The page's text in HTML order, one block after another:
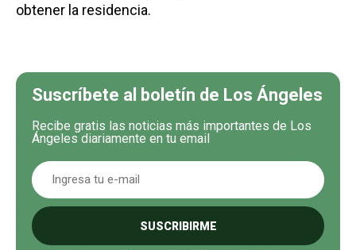
obtener la residencia.
Suscríbete al boletín de Los Ángeles
Recibe gratis las noticias más importantes de Los
Ángeles diariamente en tu email
SUSCRIBIRME